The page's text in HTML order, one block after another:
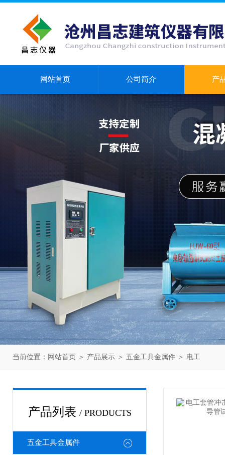
网站首页 公司简介 产
当前位置： 网站首页 ＞ 产品展示 ＞ 五金工具金属件 ＞ 电工
产品列表 / PRODUCTS
五金工具金属件